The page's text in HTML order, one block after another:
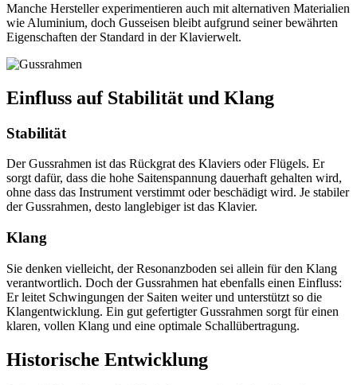
Manche Hersteller experimentieren auch mit alternativen Materialien
wie Aluminium, doch Gusseisen bleibt aufgrund seiner bewährten
Eigenschaften der Standard in der Klavierwelt.
Einfluss auf Stabilität und Klang
Stabilität
Der Gussrahmen ist das Rückgrat des Klaviers oder Flügels. Er
sorgt dafür, dass die hohe Saitenspannung dauerhaft gehalten wird,
ohne dass das Instrument verstimmt oder beschädigt wird. Je stabiler
der Gussrahmen, desto langlebiger ist das Klavier.
Klang
Sie denken vielleicht, der Resonanzboden sei allein für den Klang
verantwortlich. Doch der Gussrahmen hat ebenfalls einen Einfluss:
Er leitet Schwingungen der Saiten weiter und unterstützt so die
Klangentwicklung. Ein gut gefertigter Gussrahmen sorgt für einen
klaren, vollen Klang und eine optimale Schallübertragung.
Historische Entwicklung